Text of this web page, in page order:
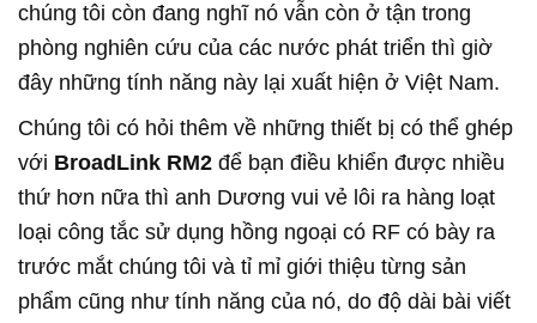
chúng tôi còn đang nghĩ nó vẫn còn ở tận trong
phòng nghiên cứu của các nước phát triển thì giờ
đây những tính năng này lại xuất hiện ở Việt Nam.
Chúng tôi có hỏi thêm về những thiết bị có thể ghép
với BroadLink RM2 để bạn điều khiển được nhiều
thứ hơn nữa thì anh Dương vui vẻ lôi ra hàng loạt
loại công tắc sử dụng hồng ngoại có RF có bày ra
trước mắt chúng tôi và tỉ mỉ giới thiệu từng sản
phẩm cũng như tính năng của nó, do độ dài bài viết